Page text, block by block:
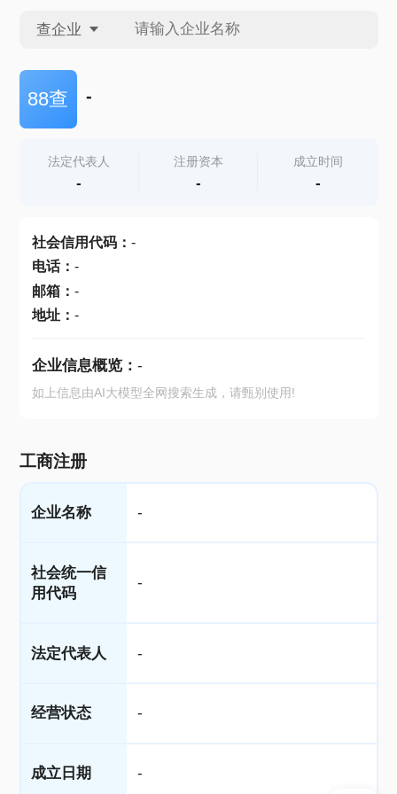
查企业
查企业
查产地
88查 -
法定代表人
-
注册资本
-
成立时间
-
社会信用代码： -
电话： -
邮箱： -
地址： -
企业信息概览： -
如上信息由AI大模型全网搜索生成，请甄别使用!
工商注册
企业名称 -
社会统一信
用代码
-
法定代表人 -
经营状态 -
成立日期 -